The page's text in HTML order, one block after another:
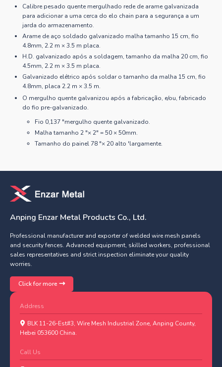
Calibre pesado quente mergulhado rede de arame galvanizada
para adicionar a uma cerca do elo chain para a segurança a um
jarda do armazenamento.
Arame de aço soldado galvanizado malha tamanho 15 cm, fio
4.8mm, 2.2 m × 3.5 m placa.
H.D. galvanizado após a soldagem, tamanho da malha 20 cm, fio
4.5mm, 2.2 m × 3.5 m placa.
Galvanizado elétrico após soldar o tamanho da malha 15 cm, fio
4.8mm, placa 2.2 m × 3.5 m.
O mergulho quente galvanizou após a fabricação, e/ou, fabricado
do fio pre-galvanizado.
Fio 0,137 "mergulho quente galvanizado.
Malha tamanho 2 "× 2" = 50 × 50mm.
Tamanho do painel 78 "× 20 alto 'largamente.
Anping Enzar Metal Products Co., Ltd.
Professional manufacturer and exporter of welded wire mesh panels
and security fences. Advanced equipment, skilled workers, professional
sales representatives and strict inspection eliminate your quality
worries.
Click for more
Address
BLK 11-26-Est#3, Wire Mesh Industrial Zone, Anping County,
Hebei 053600 China.
Call Us